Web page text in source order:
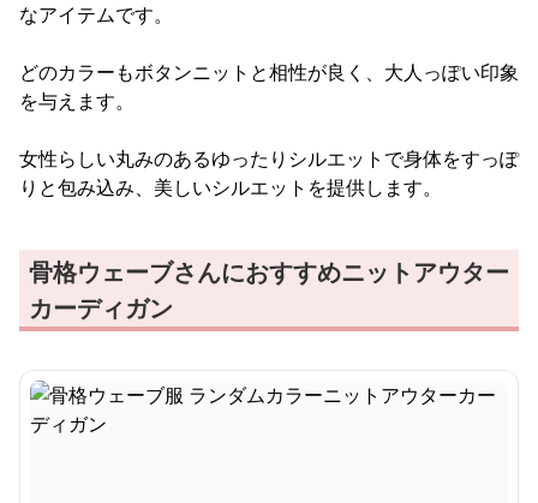
なアイテムです。
どのカラーもボタンニットと相性が良く、大人っぽい印象
を与えます。
女性らしい丸みのあるゆったりシルエットで身体をすっぽ
りと包み込み、美しいシルエットを提供します。
骨格ウェーブさんにおすすめニットアウター
カーディガン